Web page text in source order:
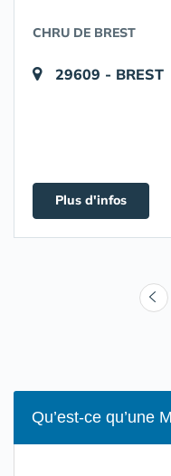
CHRU DE BREST
29609 - BREST
Plus d'infos
Qu’est-ce qu’une